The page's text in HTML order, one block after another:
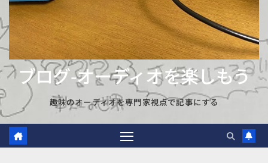
ブログ-オーディオを楽しもう
趣味のオーディオを専門家視点で記事にする